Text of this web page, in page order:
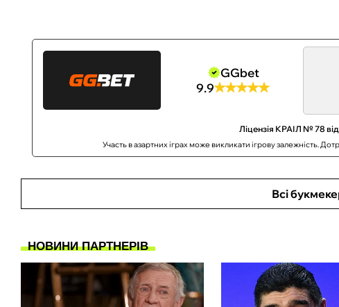
GGbet
9.9
Ліцензія КРАІЛ № 78
Участь в азартних іграх може викликати ігрову залежність.
Всі